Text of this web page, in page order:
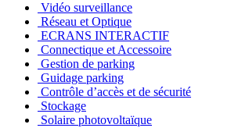
Vidéo surveillance
Réseau et Optique
ECRANS INTERACTIF
Connectique et Accessoire
Gestion de parking
Guidage parking
Contrôle d’accès et de sécurité
Stockage
Solaire photovoltaïque